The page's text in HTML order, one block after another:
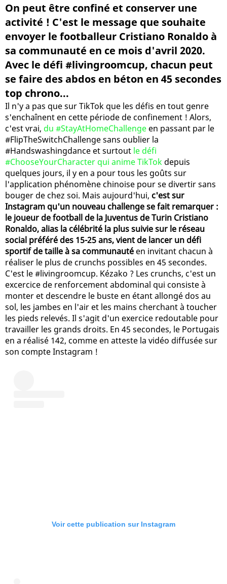
On peut être confiné et conserver une
activité ! C'est le message que souhaite
envoyer le footballeur Cristiano Ronaldo à
sa communauté en ce mois d'avril 2020.
Avec le défi #livingroomcup, chacun peut
se faire des abdos en béton en 45 secondes
top chrono...
Il n'y a pas que sur TikTok que les défis en tout genre
s'enchaînent en cette période de confinement ! Alors,
c'est vrai, du #StayAtHomeChallenge en passant par le
#FlipTheSwitchChallenge sans oublier la
#Handswashingdance et surtout le défi
#ChooseYourCharacter qui anime TikTok depuis
quelques jours, il y en a pour tous les goûts sur
l'application phénomène chinoise pour se divertir sans
bouger de chez soi. Mais aujourd'hui, c'est sur
Instagram qu'un nouveau challenge se fait remarquer :
le joueur de football de la Juventus de Turin Cristiano
Ronaldo, alias la célébrité la plus suivie sur le réseau
social préféré des 15-25 ans, vient de lancer un défi
sportif de taille à sa communauté en invitant chacun à
réaliser le plus de crunchs possibles en 45 secondes.
C'est le #livingroomcup. Kézako ? Les crunchs, c'est un
excercice de renforcement abdominal qui consiste à
monter et descendre le buste en étant allongé dos au
sol, les jambes en l'air et les mains cherchant à toucher
les pieds relevés. Il s'agit d'un exercice redoutable pour
travailler les grands droits. En 45 secondes, le Portugais
en a réalisé 142, comme en atteste la vidéo diffusée sur
son compte Instagram !
Voir cette publication sur Instagram